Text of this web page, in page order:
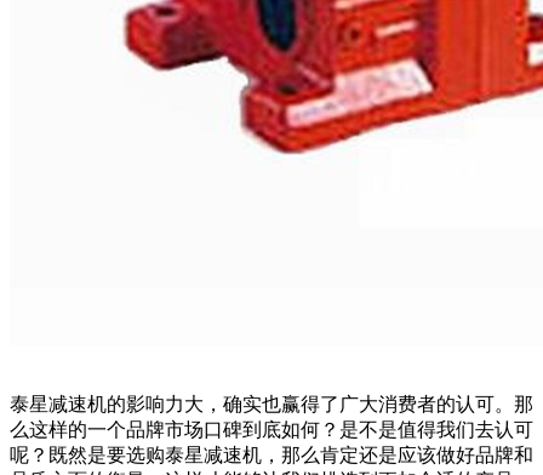
泰星减速机的影响力大，确实也赢得了广大消费者的认可。那
么这样的一个品牌市场口碑到底如何？是不是值得我们去认可
呢？既然是要选购泰星减速机，那么肯定还是应该做好品牌和